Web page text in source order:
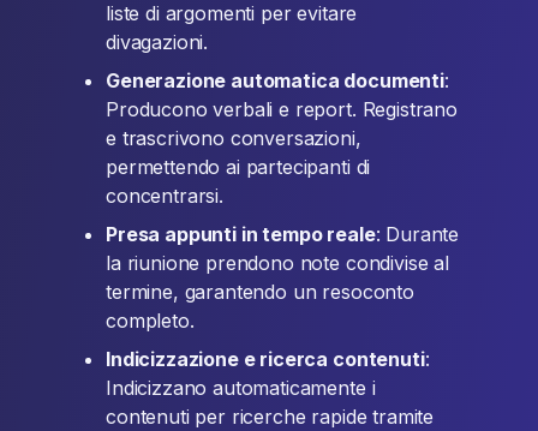
liste di argomenti per evitare
divagazioni.
Generazione automatica documenti:
Producono verbali e report. Registrano
e trascrivono conversazioni,
permettendo ai partecipanti di
concentrarsi.
Presa appunti in tempo reale: Durante
la riunione prendono note condivise al
termine, garantendo un resoconto
completo.
Indicizzazione e ricerca contenuti:
Indicizzano automaticamente i
contenuti per ricerche rapide tramite